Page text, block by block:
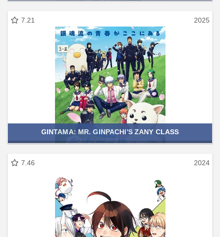
7.21 2025
GINTAMA: MR. GINPACHI'S ZANY CLASS
7.46 2024